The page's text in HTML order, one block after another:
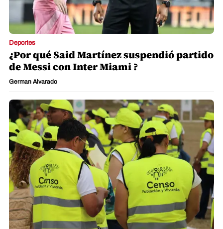
Deportes
¿Por qué Said Martínez suspendió partido
de Messi con Inter Miami ?
German Alvarado